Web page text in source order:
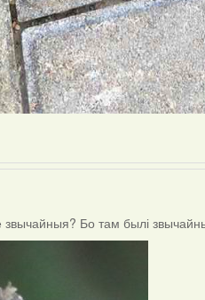
звычайныя? Бо там былі